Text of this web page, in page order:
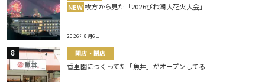
NEW 枚方から見た「2026びわ湖大花火大会」
2026年8月6日
開店・閉店
香里園につくってた「魚丼」がオープンしてる